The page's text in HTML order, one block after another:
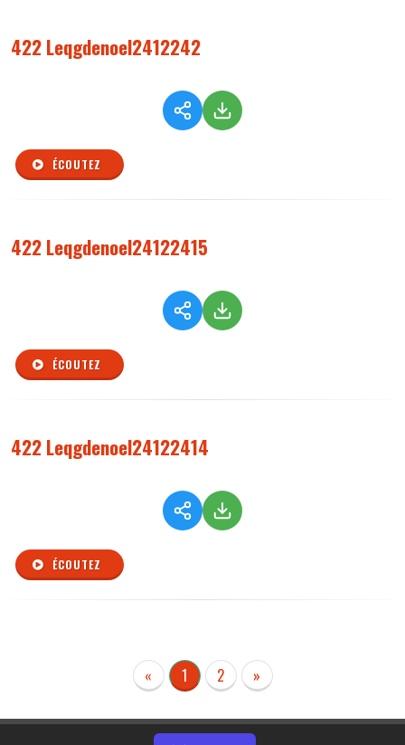
422 Leqgdenoel2412242
ÉCOUTEZ
422 Leqgdenoel24122415
ÉCOUTEZ
422 Leqgdenoel24122414
ÉCOUTEZ
« 1 2 »